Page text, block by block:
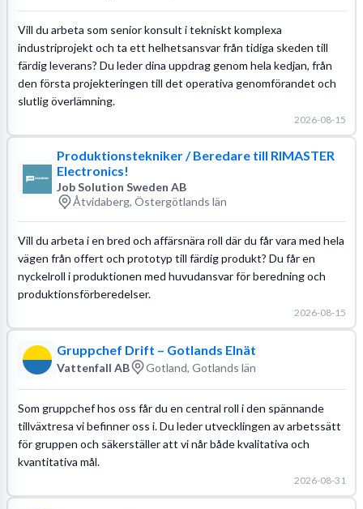
Vill du arbeta som senior konsult i tekniskt komplexa
industriprojekt och ta ett helhetsansvar från tidiga skeden till
färdig leverans? Du leder dina uppdrag genom hela kedjan, från
den första projekteringen till det operativa genomförandet och
slutlig överlämning.
2026-08-15
Produktionstekniker / Beredare till RIMASTER
Electronics!
Job Solution Sweden AB
Åtvidaberg, Östergötlands län
Vill du arbeta i en bred och affärsnära roll där du får vara med hela
vägen från offert och prototyp till färdig produkt? Du får en
nyckelroll i produktionen med huvudansvar för beredning och
produktionsförberedelser.
2026-08-15
Gruppchef Drift – Gotlands Elnät
Vattenfall AB Gotland, Gotlands län
Som gruppchef hos oss får du en central roll i den spännande
tillväxtresa vi befinner oss i. Du leder utvecklingen av arbetssätt
för gruppen och säkerställer att vi når både kvalitativa och
kvantitativa mål.
2026-08-31